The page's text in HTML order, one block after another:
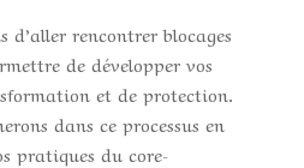
d’aller rencontrer blocages
de développer vos
et de protection.
dans ce processus en
pratiques du core-